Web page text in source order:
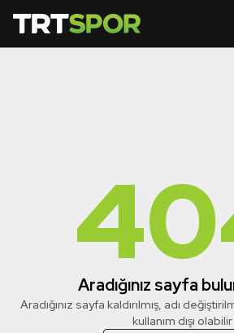
Aradığınız sayfa
Aradığınız sayfa kaldırılmış, adı
kullanım dışı olabilir